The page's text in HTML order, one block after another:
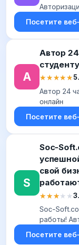
Посетите
А
Автор 24
★★★★★
★★★★★
Автор 24
онлайн
Посетите
S
Soc-
свой
★★★★★
★★★★★
Soc-
работы!
Soft.com
Посетите